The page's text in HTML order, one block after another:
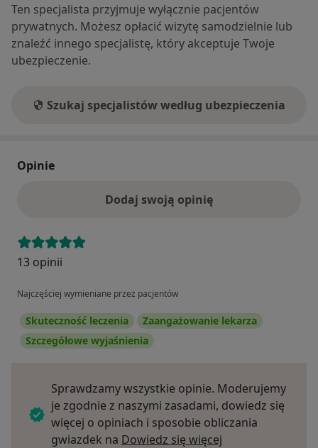
Ten specjalista przyjmuje wyłącznie pacjentów
prywatnych. Możesz opłacić wizytę samodzielnie lub
znaleźć innego specjalistę, który akceptuje Twoje
ubezpieczenie.
Szukaj specjalistów według ubezpieczenia
Opinie
Dodaj swoją opinię
13 opinii
Najczęściej wymieniane przez pacjentów
Skuteczność leczenia
Zaangażowanie lekarza
Szczegółowe wyjaśnienia
Sprawdzamy wszystkie opinie. Moderujemy
je zgodnie z naszymi zasadami, dowiedz się
więcej o opiniach i sposobie obliczania
gwiazdek na Dowiedz się więcej